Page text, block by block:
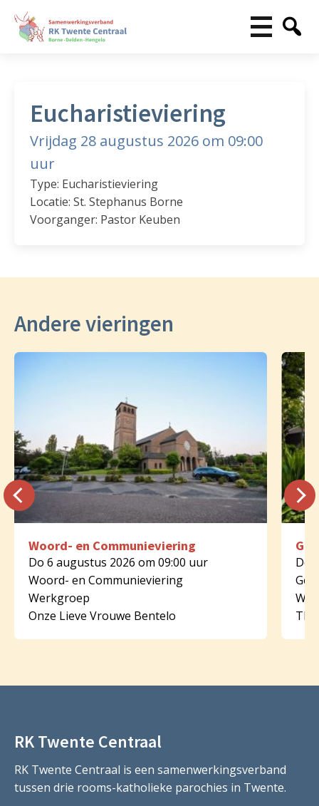
Eucharistieviering
Vrijdag 28 augustus 2026 om 09:00
uur
Type: Eucharistieviering
Locatie: St. Stephanus Borne
Voorganger: Pastor Keuben
Andere vieringen
Woord- en Communieviering
Do 6 augustus 2026 om 09:00 uur
Woord- en Communieviering
Werkgroep
Onze Lieve Vrouwe Bentelo
Do
RK Twente Centraal
RK Twente Centraal is een samenwerkingsverband
tussen drie rooms-katholieke parochies in Twente.